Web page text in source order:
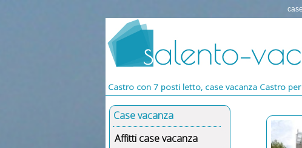
case vacanza Castro con 7 posti letto, case vacanza Castro per sette
Case vacanza
Affitti case vacanza